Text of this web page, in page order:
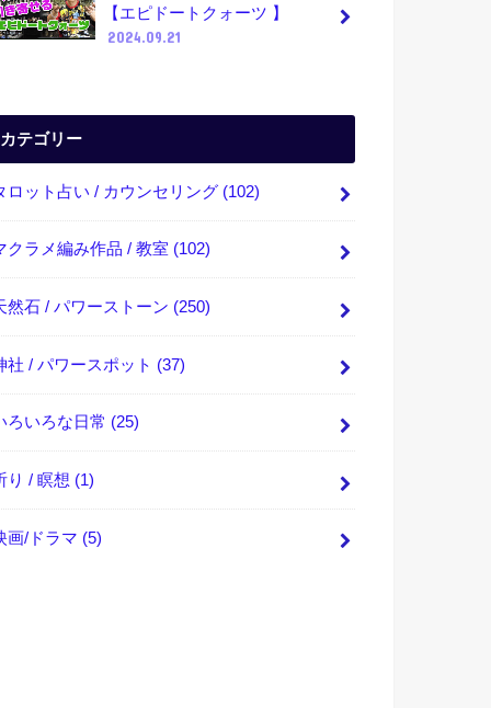
【エピドートクォーツ 】
2024.09.21
カテゴリー
ロット占い / カウンセリング (102)
クラメ編み作品 / 教室 (102)
然石 / パワーストーン (250)
社 / パワースポット (37)
ろいろな日常 (25)
り / 瞑想 (1)
画/ドラマ (5)